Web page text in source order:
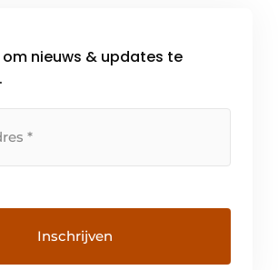
om nieuws & updates te